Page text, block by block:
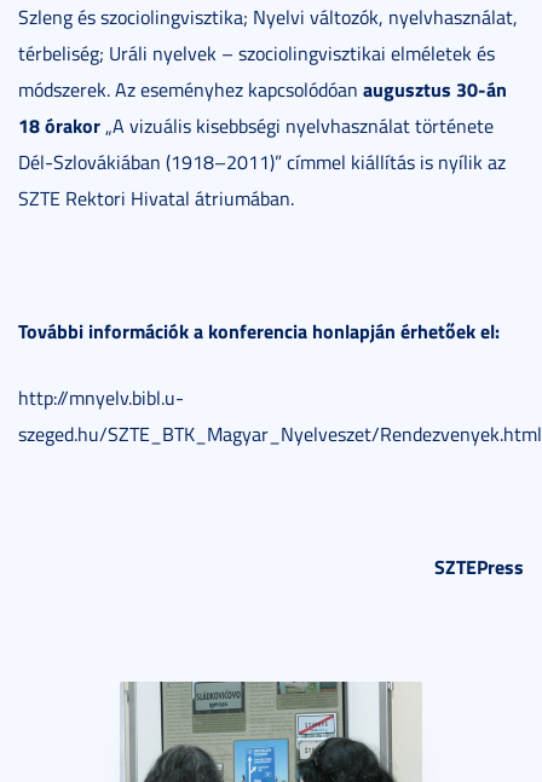
Szleng és szociolingvisztika; Nyelvi változók, nyelvhasználat,
térbeliség; Uráli nyelvek – szociolingvisztikai elméletek és
módszerek. Az eseményhez kapcsolódóan augusztus 30-án
18 órakor „A vizuális kisebbségi nyelvhasználat története
Dél-Szlovákiában (1918–2011)” címmel kiállítás is nyílik az
SZTE Rektori Hivatal átriumában.
További információk a konferencia honlapján érhetőek el:
http://mnyelv.bibl.u-
szeged.hu/SZTE_BTK_Magyar_Nyelveszet/Rendezvenyek.html
SZTEPress